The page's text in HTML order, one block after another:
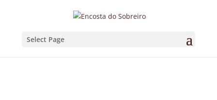
Select Page